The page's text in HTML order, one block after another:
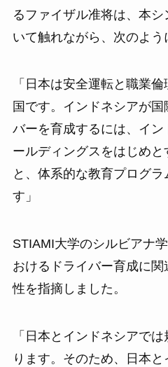
るファイザル准将は、本
いて触れながら、次のよう
「日本は安全運転と職業
国です。インドネシアが
バーを育成するには、イ
ールディングスをはじめ
と、体系的な教育プログ
す」
STIAMI大学のシルビアナ
おけるドライバー育成に
性を指摘しました。
「日本とインドネシアで
ります。そのため、日本